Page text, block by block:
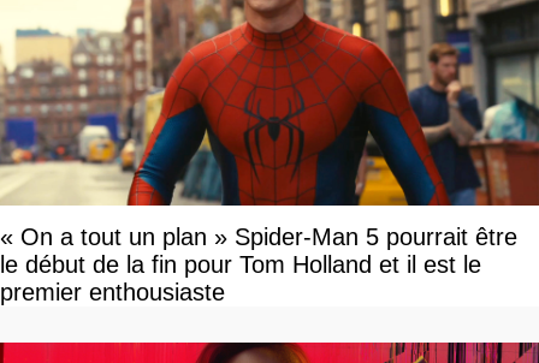
« On a tout un plan » Spider-Man 5 pourrait être
le début de la fin pour Tom Holland et il est le
premier enthousiaste